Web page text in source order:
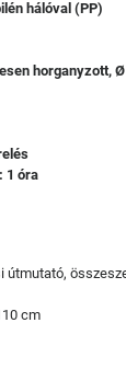
hálóval (PP)
horganyzott,
1 óra
útmutató,
cm